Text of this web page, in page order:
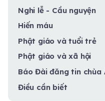
Nghi lễ - Cầu nguyện
Hiến máu
Phật giáo và tuổi trẻ
Phật giáo và xã hội
Báo Đài đăng tin chùa
Điều cần biết